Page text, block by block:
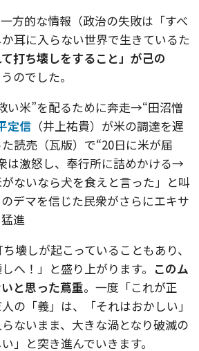
方的な情報（政治の失敗は「すべ
耳に入らない世界で生きているた
て打ち壊しをすること」が己の
のでした。
い米”を配るために奔走→“田沼憎
定信 （井上祐貴）が米の調達を遅
読売（瓦版）で“20日に米が届
は激怒し、奉行所に詰めかける→
ないなら犬を食えと言った」と叫
デマを信じた民衆がさらにエキサ
進
しが起こっていることもあり、
へ！」と盛り上がります。 このム
と思った蔦重。一度「これが正
の「義」は、「それはおかしい」
ないまま、大きな渦となり破滅の
」と突き進んでいきます。